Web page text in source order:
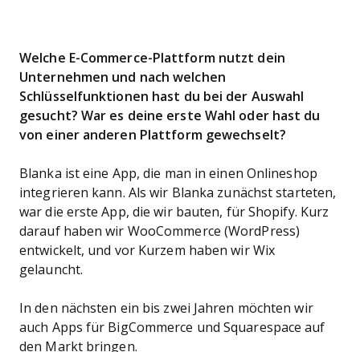
Welche E-Commerce-Plattform nutzt dein
Unternehmen und nach welchen
Schlüsselfunktionen hast du bei der Auswahl
gesucht? War es deine erste Wahl oder hast du
von einer anderen Plattform gewechselt?
Blanka ist eine App, die man in einen Onlineshop
integrieren kann. Als wir Blanka zunächst starteten,
war die erste App, die wir bauten, für Shopify. Kurz
darauf haben wir WooCommerce (WordPress)
entwickelt, und vor Kurzem haben wir Wix
gelauncht.
In den nächsten ein bis zwei Jahren möchten wir
auch Apps für BigCommerce und Squarespace auf
den Markt bringen.